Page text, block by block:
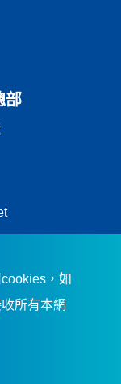
部
品質．及
，如
所有本網